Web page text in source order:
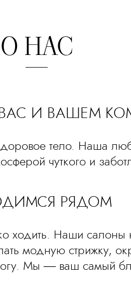
О НАС
И ВАШЕМ
тело. Наша
чуткого и
РЯДОМ
Наши салоны
модную стрижку,
Мы — ваш самый